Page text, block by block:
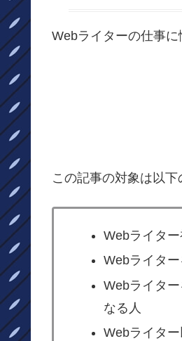
Webライターの仕事に
この記事の対象は以下
Webライタ
Webライタ
Webライタ
なる人
Webライタ